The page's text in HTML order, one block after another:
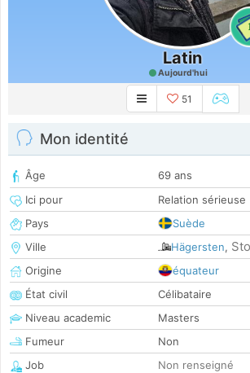
1
Latin
Aujourd'hui
51
Mon identité
Âge
69 ans
Ici pour
Relation sérieuse
Pays
Suède
Ville
Hägersten,
Origine
équateur
État civil
Célibataire
Niveau academic
Masters
Fumeur
Non
Job
Non renseigné